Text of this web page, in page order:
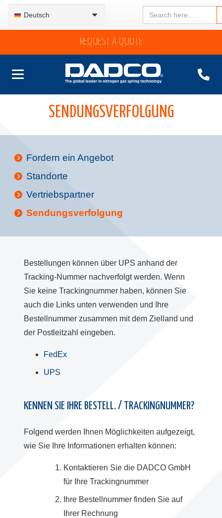
Deutsch
Search
for:
REQUEST A QUOTE
SENDUNGSVERFOLGUNG
Fordern ein Angebot
Standorte
Vertriebspartner
Sendungsverfolgung
Bestellungen können über UPS anhand der
Tracking-Nummer nachverfolgt werden. Wenn
Sie keine Trackingnummer haben, können Sie
auch die Links unten verwenden und Ihre
Bestellnummer zusammen mit dem Zielland und
der Postleitzahl eingeben.
FedEx
UPS
KENNEN SIE IHRE BESTELL. / TRACKINGNUMMER?
Folgend werden Ihnen Möglichkeiten aufgezeigt,
wie Sie Ihre Informationen erhalten können:
Kontaktieren Sie die DADCO GmbH
für Ihre Trackingnummer
Ihre Bestellnummer finden Sie auf
Ihrer Rechnung